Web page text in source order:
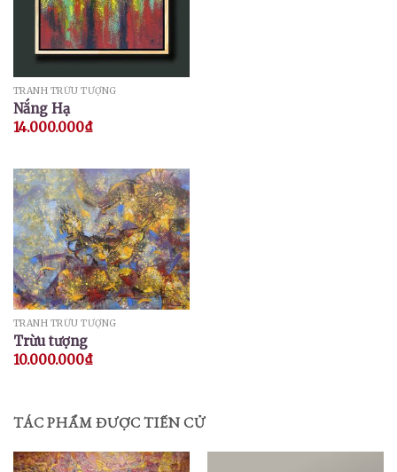
TRANH TRỪU TƯỢNG
Nắng Hạ
14.000.000₫
TRANH TRỪU TƯỢNG
Trừu tượng
10.000.000₫
TÁC PHẨM ĐƯỢC TIẾN CỬ